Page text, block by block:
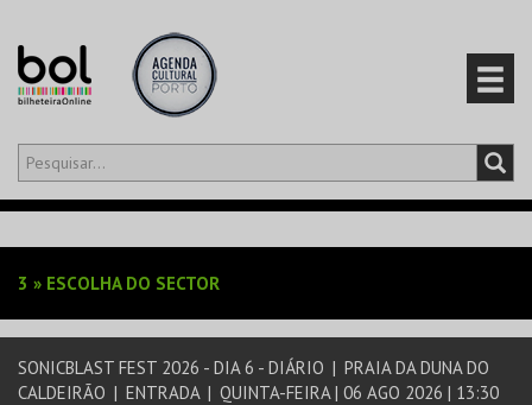
Olá,iniciar sessão
EVENTOS
CARTÕES
3 » ESCOLHA DO SECTOR
SONICBLAST FEST 2026 - DIA 6 - DIÁRIO | PRAIA DA DUNA DO
CALDEIRÃO | ENTRADA | QUINTA-FEIRA | 06 AGO 2026 | 13:30